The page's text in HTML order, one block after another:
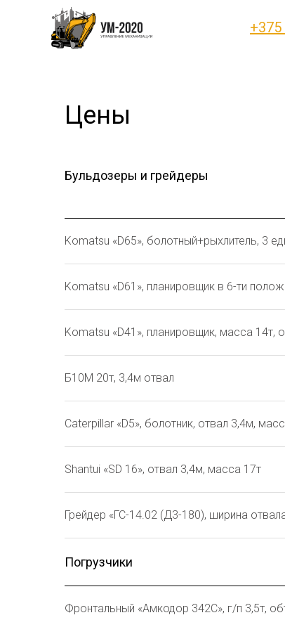
Цены
Бульдозеры и грейдеры
Komatsu «D65», болотный+рыхлитель, 3
Komatsu «D61», планировщик в 6-ти
Komatsu «D41», планировщик, масса 14т,
Б10М 20т, 3,4м отвал
Caterpillar «D5», болотник, отвал 3,4м,
Shantui «SD 16», отвал 3,4м, масса 17т
Грейдер «ГС-14.02 (Д3-180), ширина
Погрузчики
Фронтальный «Амкодор 342С», г/п 3,5т,